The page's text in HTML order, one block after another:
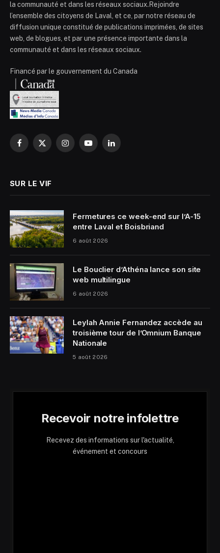
la communauté et dans les réseaux sociaux.Rejoindre
l’ensemble des citoyens de Laval, et ce, par notre réseau de
diffusion unique constitué de publications imprimées, de sites
web, de blogues, et par une présence importante dans la
communauté et dans les réseaux sociaux.
Financé par le gouvernement du Canada
Facebook
X
InstagramYouTubeLinkedIn
SUR LE VIF
Fermetures ce week-end sur l’A-15
entre Laval et Boisbriand
6 août 2026
Le Bouclier d’Athéna lance son site
web multilingue
6 août 2026
Leylah Annie Fernandez accède au
troisième tour de l’Omnium Banque
Nationale
5 août 2026
Recevoir notre infolettre
Recevez des informations sur l'actualité,
événement et concours